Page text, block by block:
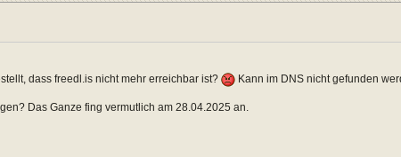
dass freedl.is nicht mehr erreichbar ist?
Kann im DNS nicht gefunden
Das Ganze fing vermutlich am 28.04.2025 an.